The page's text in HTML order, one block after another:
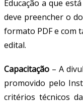
Educação a que
deve preencher o
formato PDF e com
edital.
Capacitação – A
promovido pelo
critérios técnicos